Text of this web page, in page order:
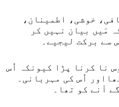
خوشی، اطمینان،
مَیں بیان نہیں کر
سے برکت لیجیے۔
نا کرنا پڑا کیونکہ اُس
اُس کی مہربانی۔
آنے کو تھا۔